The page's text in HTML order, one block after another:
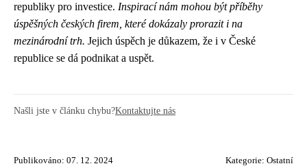
republiky pro investice. Inspirací nám mohou být příběhy
úspěšných českých firem, které dokázaly prorazit i na
mezinárodní trh. Jejich úspěch je důkazem, že i v České
republice se dá podnikat a uspět.
Našli jste v článku chybu?Kontaktujte nás
Publikováno: 07. 12. 2024 Kategorie: Ostatní